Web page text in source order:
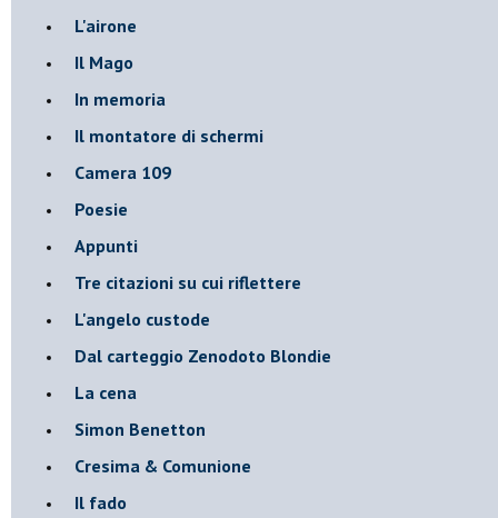
L'airone
Il Mago
In memoria
Il montatore di schermi
Camera 109
Poesie
Appunti
Tre citazioni su cui riflettere
L'angelo custode
Dal carteggio Zenodoto Blondie
La cena
Simon Benetton
Cresima & Comunione
Il fado